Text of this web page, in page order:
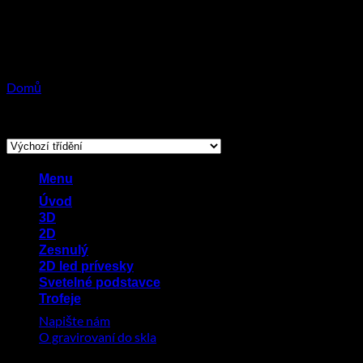
Menu
Úvod
3D
2D
Zesnulý
2D led prívesky
Svetelné podstavce
Trofeje
Napište nám
O gravirovaní do skla
Domů